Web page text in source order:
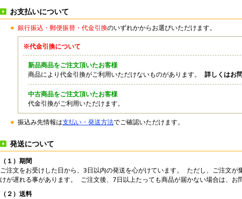
お支払いについて
銀行振込・郵便振替・代金引換のいずれかからお選びいただけます。
※代金引換について
新品商品をご注文頂いたお客様
商品により代金引換がご利用いただけないものがあります。 詳しくはお
中古商品をご注文頂いたお客様
代金引換がご利用いただけます。
振込み先情報は支払い・発送方法でご確認いただけます。
発送について
（１）期間
ご注文をお受けした日から、3日以内の発送を心がけています。 ただし、ご注文が
けが遅れる事があります。 ご注文後、7日以上たっても商品が届かない場合は、お
（２）送料